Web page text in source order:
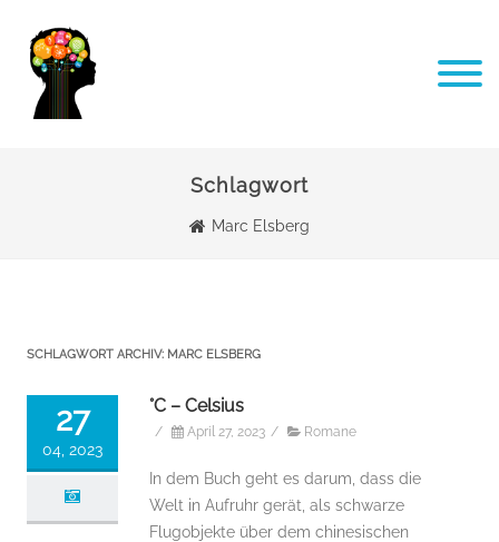
Schlagwort
Marc Elsberg
SCHLAGWORT ARCHIV: MARC ELSBERG
27
04, 2023
°C – Celsius
/ April 27, 2023 / Romane
In dem Buch geht es darum, dass die
Welt in Aufruhr gerät, als schwarze
Flugobjekte über dem chinesischen